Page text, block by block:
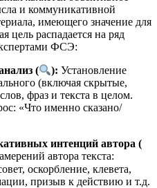
и коммуникативной
имеющего значение для
цель распадается на ряд
ФСЭ:
( ): Установление
(включая скрытые,
фраз и текста в целом.
«Что именно сказано/
интенций автора (
автора текста:
оскорбление, клевета,
призыв к действию и т.д.